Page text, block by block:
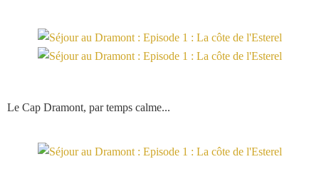
Le Cap Dramont, par temps calme...